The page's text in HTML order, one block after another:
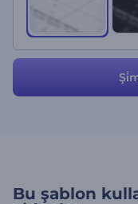
Bu şablon